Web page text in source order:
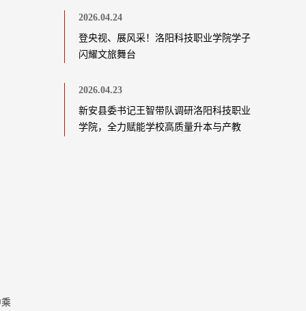
2026.04.24
登央视、展风采！洛阳科技职业学院学子
闪耀文旅舞台
2026.04.23
新安县委书记王智带队调研洛阳科技职业
学院，全力赋能学校高质量升本与产教